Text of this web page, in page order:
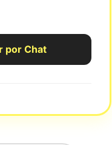
por Chat